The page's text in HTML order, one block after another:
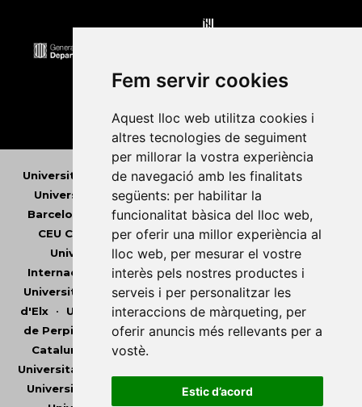
Fem servir cookies
Aquest lloc web utilitza cookies i
altres tecnologies de seguiment
per millorar la vostra experiència
de navegació amb les finalitats
següents: per habilitar la
funcionalitat bàsica del lloc web,
per oferir una millor experiència al
lloc web, per mesurar el vostre
interès pels nostres productes i
serveis i per personalitzar les
interaccions de màrqueting, per
oferir anuncis més rellevants per a
vostè.
Estic d’acord
Universitat Abat Oliba CEU•Universitat d'Alacant
Universitat d'Andorra•Universitat Autònoma de
Barcelona
Universitat de Barcelona•Universitat
CEU Cardenal Herrera•Universitat de Girona •
Universitat de les Illes Balears• Universitat
Internacional de Catalunya•Universitat Jaume I
Universitat de Lleida• Universitat Miguel Hernández
d'Elx• Universitat Oberta de Catalunya•Universitat
de Perpinyà Via Domitia•Universitat Politècnica de
Catalunya
Universitat Politècnica de València
Universitat Pompeu Fabra
Universitat Rovira i Virgili
•Universitat de Sàsser